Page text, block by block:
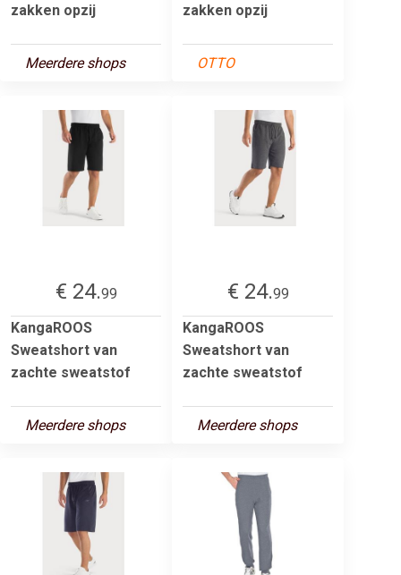
zakken opzij
Meerdere shops
zakken opzij
OTTO
€ 24.99
KangaROOS
Sweatshort van
zachte sweatstof
Meerdere shops
€ 24.99
KangaROOS
Sweatshort van
zachte sweatstof
Meerdere shops